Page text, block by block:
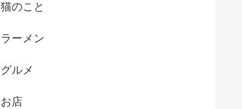
猫のこと
ラーメン
グルメ
お店